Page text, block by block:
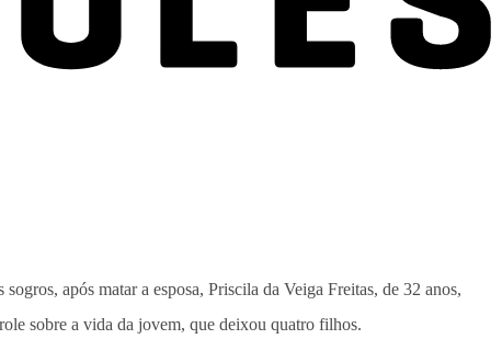
após matar a esposa, Priscila da Veiga Freitas, de 32 anos,
sobre a vida da jovem, que deixou quatro filhos.